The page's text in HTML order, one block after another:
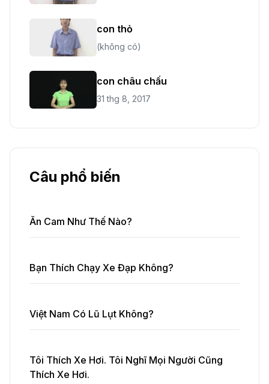
con thỏ
(không có)
con châu chấu
31 thg 8, 2017
Câu phổ biến
Ăn Cam Như Thế Nào?
Bạn Thích Chạy Xe Đạp Không?
Việt Nam Có Lũ Lụt Không?
Tôi Thích Xe Hơi. Tôi Nghĩ Mọi Người Cũng
Thích Xe Hơi.